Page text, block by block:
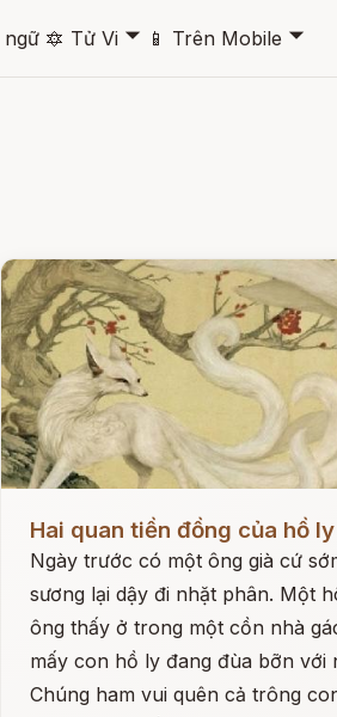
ngữ 🔯 Tử Vi 🞃 📱 Trên Mobile 🞃
Hai quan tiền đồng của hồ ly
Ngày trước có một ông già cứ
sương lại dậy đi nhặt phân. Một
ông thấy ở trong một cồn nhà
mấy con hồ ly đang đùa bỡn với
Chúng ham vui quên cả trông